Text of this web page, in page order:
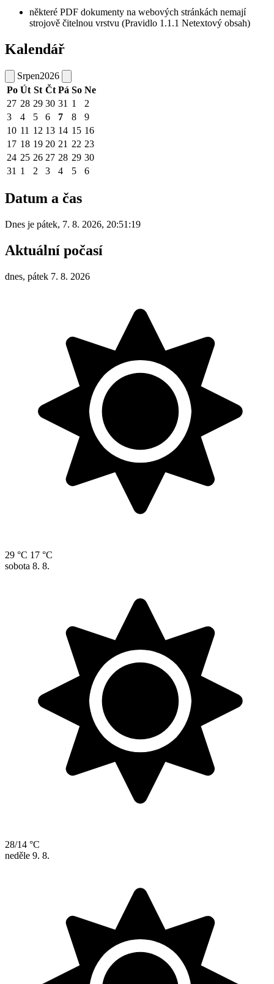
některé PDF dokumenty na webových stránkách nemají
strojově čitelnou vrstvu (Pravidlo 1.1.1 Netextový obsah)
Kalendář
Srpen2026
Po Út St Čt Pá So Ne
27 28 29 30 31 1
2
3
4 5 6 7 8
9
10 11 12 13 14 15 16
17 18 19 20 21 22 23
24 25 26 27 28 29 30
31 1 2 3 4 5 6
Datum a čas
Dnes je pátek, 7. 8. 2026, 20:51:19
Aktuální počasí
dnes, pátek 7. 8. 2026
29 °C 17 °C
sobota 8. 8.
28/14 °C
neděle 9. 8.